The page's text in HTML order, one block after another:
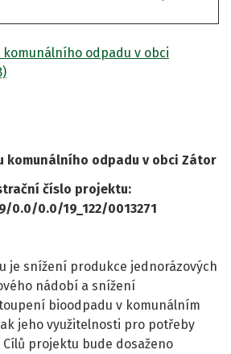
odpadu v obci
komunálního odpadu v obci Zátor
číslo projektu:
0.0/0.0/19_122/0013271
je snížení produkce jednorázových
nádobí a snížení
bioodpadu v komunálním
jeho využitelnosti pro potřeby
projektu bude dosaženo